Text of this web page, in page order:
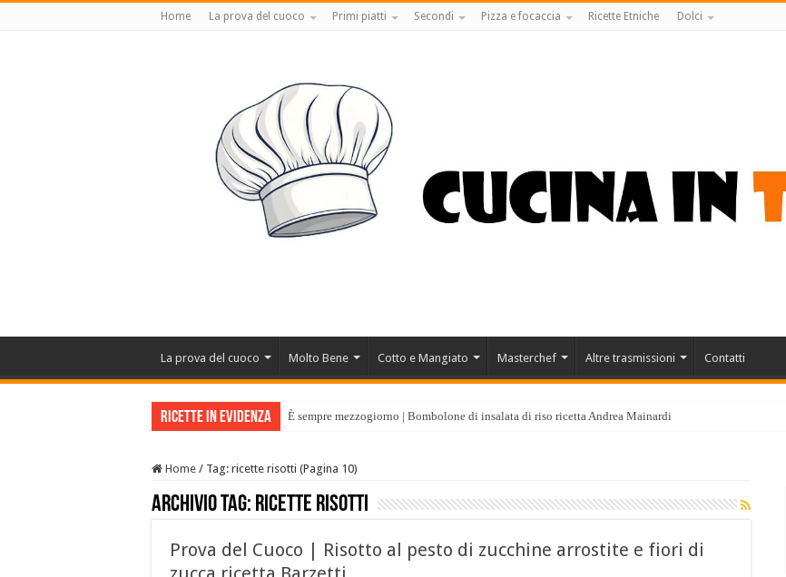
Home La prova del cuoco Primi piatti Secondi Pizza e focaccia Ricette Etniche Dolci
La prova del cuoco Molto Bene Cotto e Mangiato Masterchef Altre trasmissioni Contatti
Ricette in evidenza È sempre mezzogiorno | Bombolone di insalata di riso ricetta Andrea Mainardi
Home / Tag: ricette risotti (Pagina 10)
Archivio tag: ricette risotti
Prova del Cuoco | Risotto al pesto di zucchine arrostite e fiori di